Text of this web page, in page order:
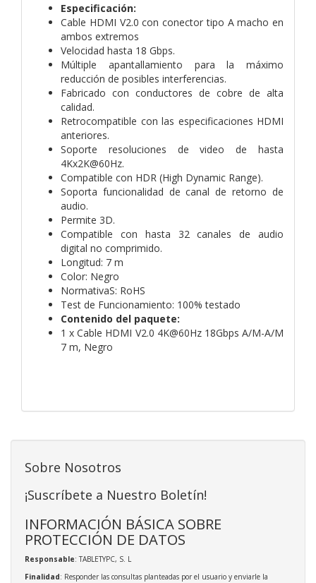
Especificación:
Cable HDMI V2.0 con conector tipo A macho en
ambos extremos
Velocidad hasta 18 Gbps.
Múltiple apantallamiento para la máximo
reducción de posibles interferencias.
Fabricado con conductores de cobre de alta
calidad.
Retrocompatible con las especificaciones HDMI
anteriores.
Soporte resoluciones de video de hasta
4Kx2K@60Hz.
Compatible con HDR (High Dynamic Range).
Soporta funcionalidad de canal de retorno de
audio.
Permite 3D.
Compatible con hasta 32 canales de audio
digital no comprimido.
Longitud: 7 m
Color: Negro
NormativaS: RoHS
Test de Funcionamiento: 100% testado
Contenido del paquete:
1 x Cable HDMI V2.0 4K@60Hz 18Gbps A/M-A/M
7 m, Negro
Sobre Nosotros
¡Suscríbete a Nuestro Boletín!
INFORMACIÓN BÁSICA SOBRE
PROTECCIÓN DE DATOS
Responsable: TABLETYPC, S. L
Finalidad: Responder las consultas planteadas por el usuario y enviarle la